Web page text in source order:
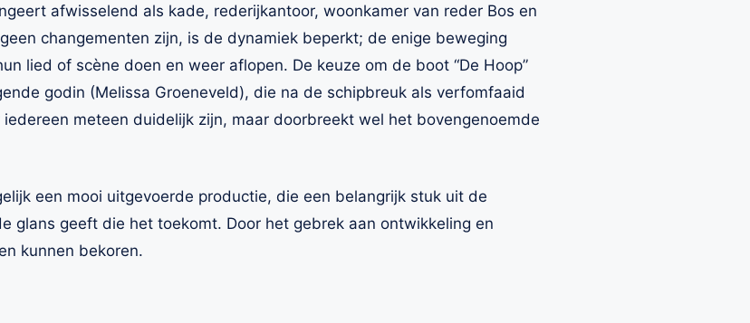
afwisselend als kade, rederijkantoor, woonkamer van reder Bos en
changementen zijn, is de dynamiek beperkt; de enige beweging
lied of scène doen en weer aflopen. De keuze om de boot “De Hoop”
godin (Melissa Groeneveld), die na de schipbreuk als verfomfaaid
meteen duidelijk zijn, maar doorbreekt wel het bovengenoemde
een mooi uitgevoerde productie, die een belangrijk stuk uit de
glans geeft die het toekomt. Door het gebrek aan ontwikkeling en
kunnen bekoren.